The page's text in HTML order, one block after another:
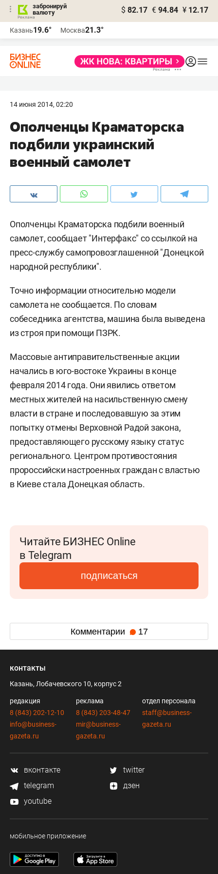
забронируй
валюту
$ 82.17 € 94.84 ¥ 12.17
Казань19.6° Москва21.3°
14 июня 2014, 02:20
Ополченцы Краматорска
подбили украинский
военный самолет
Ополченцы Краматорска подбили военный
самолет, сообщает "Интерфакс" со ссылкой на
пресс-службу самопровозглашенной "Донецкой
народной республики".
Точно информации относительно модели
самолета не сообщается. По словам
собеседника агентства, машина была выведена
из строя при помощи ПЗРК.
Массовые антиправительственные акции
начались в юго-востоке Украины в конце
февраля 2014 года. Они явились ответом
местных жителей на насильственную смену
власти в стране и последовавшую за этим
попытку отмены Верховной Радой закона,
предоставляющего русскому языку статус
регионального. Центром противостояния
пророссийски настроенных граждан с властью
в Киеве стала Донецкая область.
Читайте БИЗНЕС Online
в Telegram
подписаться
Комментарии 17
контакты
Казань, Лобачевского 10, корпус 2
редакция
8 (843) 202-12-10
info@business-
gazeta.ru
реклама
8 (843) 203-48-47
mir@business-
gazeta.ru
отдел персонала
staff@business-
gazeta.ru
вконтакте
twitter
telegram
дзен
youtube
мобильное приложение